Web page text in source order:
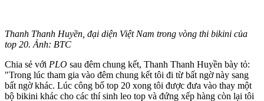
Thanh Thanh Huyền, đại diện Việt Nam trong vòng thi bikini của
top 20. Ảnh: BTC
Chia sẻ với PLO sau đêm chung kết, Thanh Thanh Huyền bày tỏ:
"Trong lúc tham gia vào đêm chung kết tôi đi từ bất ngờ này sang
bất ngờ khác. Lúc công bố top 20 xong tôi được đưa vào thay một
bộ bikini khác cho các thí sinh leo top và đứng xếp hàng còn lại tôi